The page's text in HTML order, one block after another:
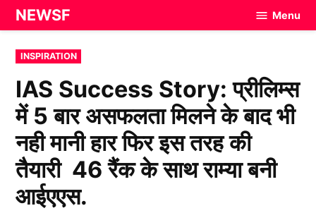
Skip
to
content
NEWSF Menu
POSTED
IN
INSPIRATION
IAS Success Story: प्रीलिम्स
में 5 बार असफलता मिलने के बाद भी
नही मानी हार फिर इस तरह की
तैयारी 46 रैंक के साथ राम्या बनी
आईएएस.